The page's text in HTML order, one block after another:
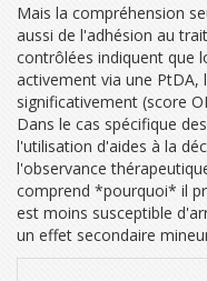
Mais la compréhension
aussi de l'adhésion au
contrôlées indiquent que
activement via une
significativement (score
Dans le cas spécifique
l'utilisation d'aides à la
l'observance
comprend *pourquoi* il
est moins susceptible
un effet secondaire